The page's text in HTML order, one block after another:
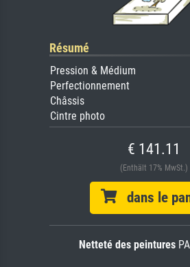
Résumé
Pression & Médium
Perfectionnement
Châssis
Cintre photo
€ 141.11
(Enthält 17% MwSt.)
dans le
Netteté des peintures